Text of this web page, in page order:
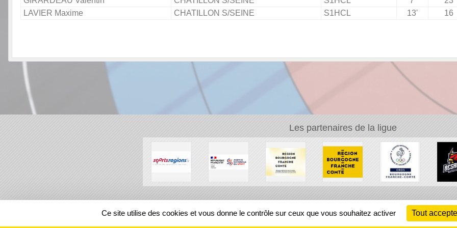
LAVIER Maxime
CHATILLON S/SEINE S1HCL 13' 16
Les partenaires de la ligue
REGIONS
Ce site utilise des cookies et vous donne le contrôle sur ceux que vous souhaitez activer Tout